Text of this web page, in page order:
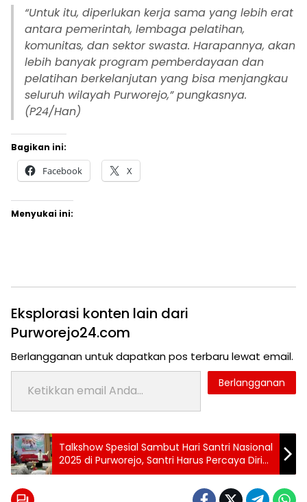
“Untuk itu, diperlukan kerja sama yang lebih erat
antara pemerintah, lembaga pelatihan,
komunitas, dan sektor swasta. Harapannya, akan
lebih banyak program pemberdayaan dan
pelatihan berkelanjutan yang bisa menjangkau
seluruh wilayah Purworejo,” pungkasnya.
(P24/Han)
Bagikan ini:
Facebook X
Menyukai ini:
Eksplorasi konten lain dari
Purworejo24.com
Berlangganan untuk dapatkan pos terbaru lewat email.
Ketikkan email Anda...
Berlangganan
Tag:
24 jam
purworejo
berita
Topik:
UMKM
Talkshow Spesial Sambut Hari Santri Nasional
2025 di Purworejo, Santri Harus Percaya Diri
dan Aktif di Era Modernisasi